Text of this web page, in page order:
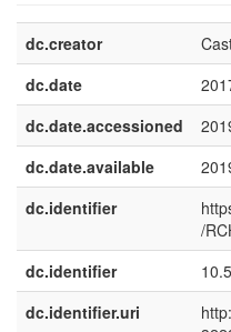
dc.creator
dc.date
dc.date.accessioned
dc.date.available
dc.identifier
/
dc.identifier
dc.identifier.uri